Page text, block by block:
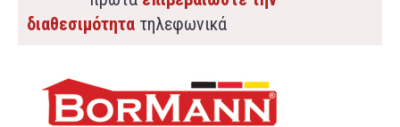
διαθεσιμότητα τηλεφωνικά